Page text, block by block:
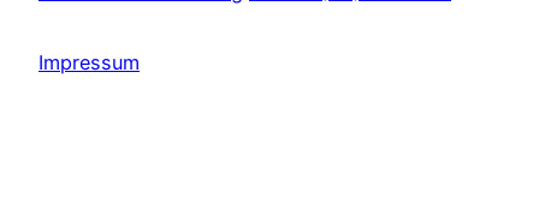
Impressum